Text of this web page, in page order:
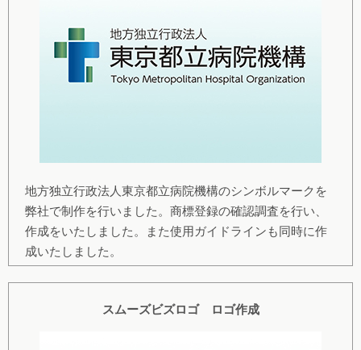
地方独立行政法人東京都立病院機構のシンボルマークを
弊社で制作を行いました。商標登録の確認調査を行い、
作成をいたしました。また使用ガイドラインも同時に作
成いたしました。
スムーズビズロゴ ロゴ作成